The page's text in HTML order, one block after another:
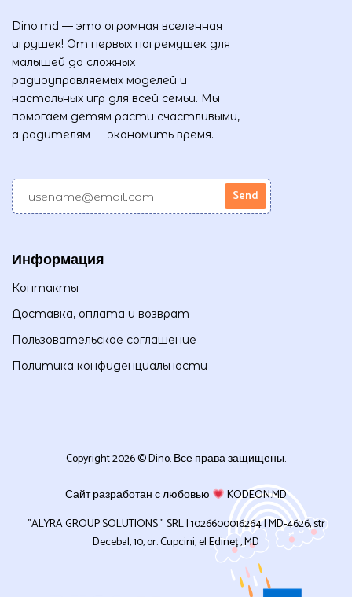
Dino.md — это огромная вселенная
игрушек! От первых погремушек для
малышей до сложных
радиоуправляемых моделей и
настольных игр для всей семьи. Мы
помогаем детям расти счастливыми,
а родителям — экономить время.
Информация
Контакты
Доставка, оплата и возврат
Пользовательское соглашение
Политика конфиденциальности
Copyright 2026 © Dino. Все права защищены.
Сайт разработан с любовью
KODEON.MD
”ALYRA GROUP SOLUTIONS ” SRL | 1026600016264 | MD-4626, str
Decebal, 10, or. Cupcini, el Edineț , MD